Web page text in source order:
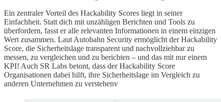
Ein zentraler Vorteil des Hackability Scores liegt in seiner
Einfachheit. Statt dich mit unzähligen Berichten und Tools zu
überfordern, fasst er alle relevanten Informationen in einem einzigen
Wert zusammen. Laut Autobahn Security ermöglicht der Hackability
Score, die Sicherheitslage transparent und nachvollziehbar zu
messen, zu vergleichen und zu berichten – und das mit nur einem
KPI! Auch SR Labs betont, dass der Hackability Score
Organisationen dabei hilft, ihre Sicherheitslage im Vergleich zu
anderen Unternehmen zu verstehenv